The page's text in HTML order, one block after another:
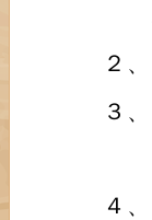
２、
３、
４、